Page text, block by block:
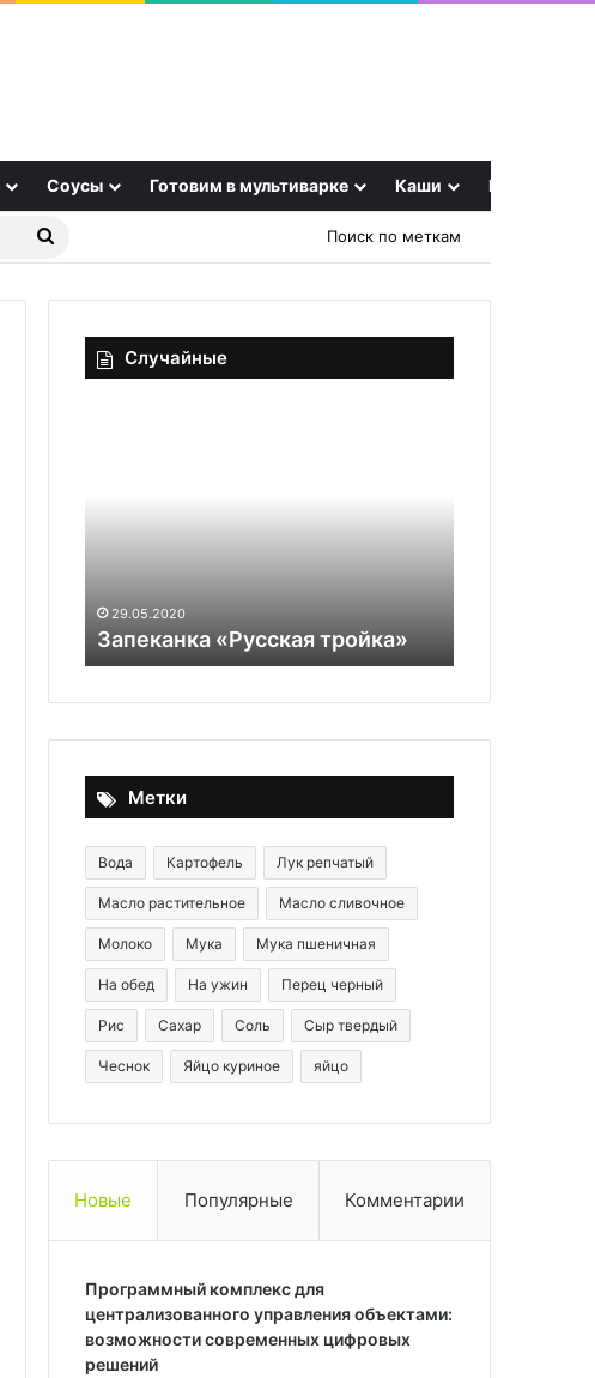
Соусы Готовим в мультиварке Каши Еще
Найти
Поиск по меткам
Случайные
29.05.2020
Запеканка «Русская тройка»
Метки
Вода Картофель Лук репчатый
Масло растительное Масло сливочное
Молоко Мука Мука пшеничная
На обед На ужин Перец черный
Рис Сахар Соль Сыр твердый
Чеснок Яйцо куриное яйцо
Новые Популярные Комментарии
Программный комплекс для
централизованного управления объектами:
возможности современных цифровых
решений